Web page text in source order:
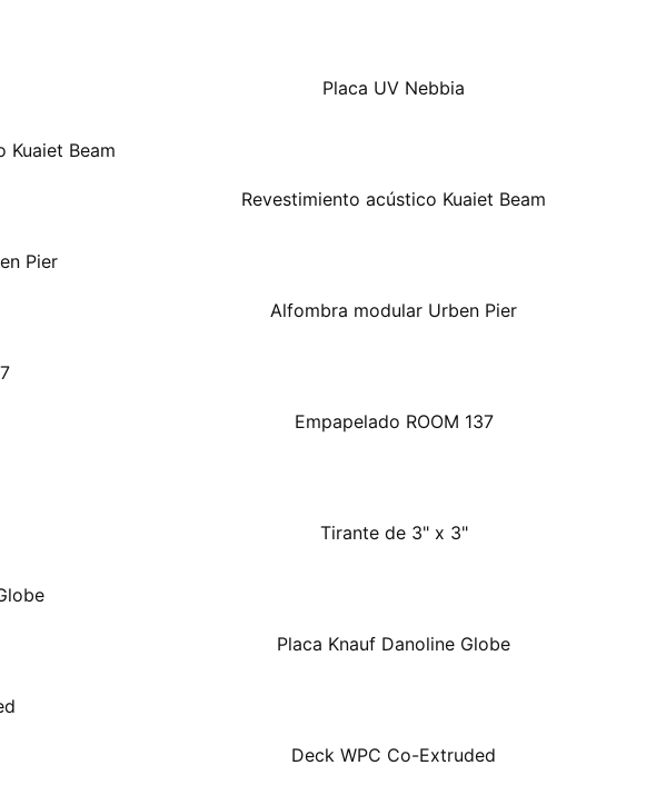
Placa UV Nebbia
Revestimiento acústico Kuaiet Beam
Alfombra modular Urben Pier
Empapelado ROOM 137
Tirante de 3" x 3"
Placa Knauf Danoline Globe
Deck WPC Co-Extruded